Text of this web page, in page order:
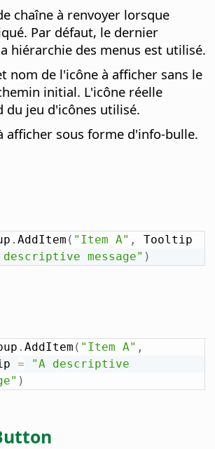
chaîne à renvoyer lorsque
Par défaut, le dernier
hiérarchie des menus est utilisé.
nom de l'icône à afficher sans le
initial. L'icône réelle
du jeu d'icônes utilisé.
afficher sous forme d'info-bulle.
. AddItem ( "Item A" ,
descriptive message" )
. AddItem ( "Item A" ,
=
"A descriptive
)